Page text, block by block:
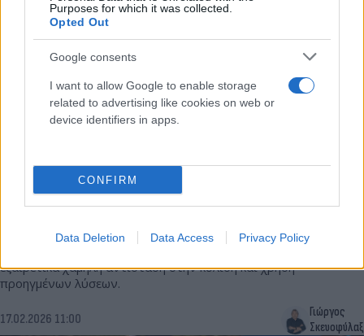
Purposes for which it was collected.
Opted Out
Google consents
I want to allow Google to enable storage
related to advertising like cookies on web or
device identifiers in apps.
CONFIRM
Data Deletion Data Access Privacy Policy
Συνεργασία Hyundai και Michelin για τις
πρωτοποριακές τεχνολογίες στα ελαστικά
εξαιρετικά χαμηλή αντίσταση στην κύλιση και χρήση
προηγμένων λύσεων.
17.02.2026 11:00
Γιώργος
Σκευοφύλαξ